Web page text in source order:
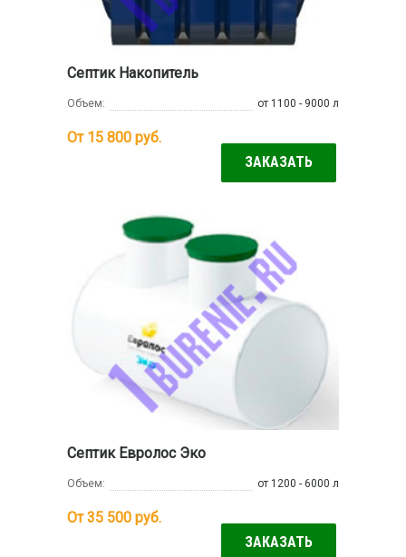
Септик Накопитель
Объем: от 1100 - 9000 л
От 15 800 руб.
ЗАКАЗАТЬ
Септик Евролос Эко
Объем: от 1200 - 6000 л
От 35 500 руб.
ЗАКАЗАТЬ